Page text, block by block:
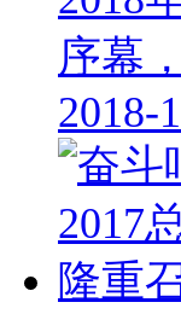
序幕
2018-